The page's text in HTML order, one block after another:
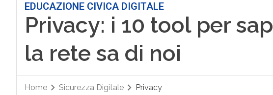
EDUCAZIONE CIVICA DIGITALE
Privacy: i 10 tool per
la rete sa di noi
Home Sicurezza Digitale Privacy